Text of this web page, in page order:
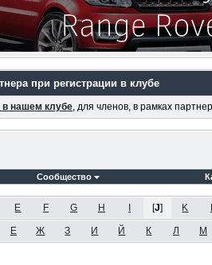
при регистрации в клубе
в нашем клубе, для членов, в рамках
Сообщество
E F G H [J] K
Е Ж З И Й К Л М